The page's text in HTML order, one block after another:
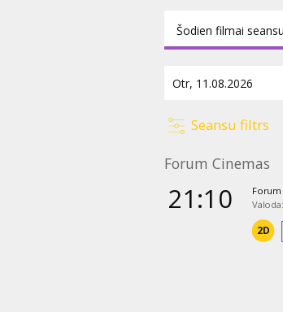
Šodien filmai
Seansu filtrs
Forum Cinemas
21:10
2D